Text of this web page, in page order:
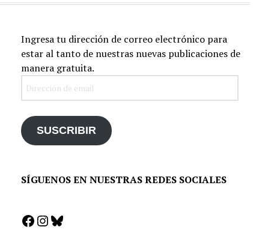
Ingresa tu dirección de correo electrónico para
estar al tanto de nuestras nuevas publicaciones de
manera gratuita.
SUSCRIBIR
SÍGUENOS EN NUESTRAS REDES SOCIALES
Facebook
Instagram
Bluesky